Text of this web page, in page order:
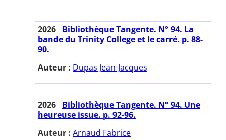
2026 Bibliothèque Tangente. N° 94. La
bande du Trinity College et le carré. p. 88-
90.
Auteur : Dupas Jean-Jacques
2026 Bibliothèque Tangente. N° 94. Une
heureuse issue. p. 92-96.
Auteur : Arnaud Fabrice